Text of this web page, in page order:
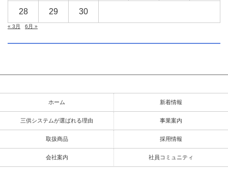
28 29 30
« 3月 6月 »
ホーム 新着情報
三供システムが選ばれる理由 事業案内
取扱商品 採用情報
会社案内 社員コミュニティ